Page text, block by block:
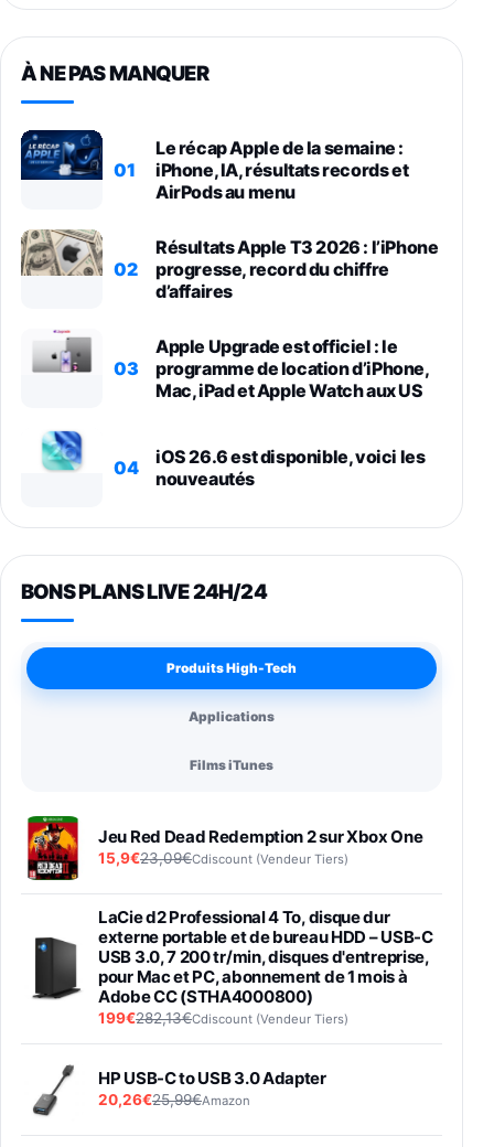
À NE PAS MANQUER
01
Le récap Apple de la semaine :
iPhone, IA, résultats records et
AirPods au menu
02
Résultats Apple T3 2026 : l’iPhone
progresse, record du chiffre
d’affaires
03
Apple Upgrade est officiel : le
programme de location d’iPhone,
Mac, iPad et Apple Watch aux US
04
iOS 26.6 est disponible, voici les
nouveautés
BONS PLANS LIVE 24H/24
Produits High-Tech
Applications
Films iTunes
Jeu Red Dead Redemption 2 sur Xbox One
15,9€23,09€Cdiscount (Vendeur Tiers)
LaCie d2 Professional 4 To, disque dur
externe portable et de bureau HDD – USB-C
USB 3.0, 7 200 tr/min, disques d'entreprise,
pour Mac et PC, abonnement de 1 mois à
Adobe CC (STHA4000800)
199€282,13€Cdiscount (Vendeur Tiers)
HP USB-C to USB 3.0 Adapter
20,26€25,99€Amazon